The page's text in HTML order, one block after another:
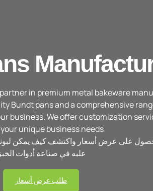
in premium metal bakeware
Bundt pans and a comprehensive
business. We offer customization
unique business needs.
على عرض أسعار واكتشف كيف يمكن
عليه في صناعة أدوات
طلب عرض أسعار